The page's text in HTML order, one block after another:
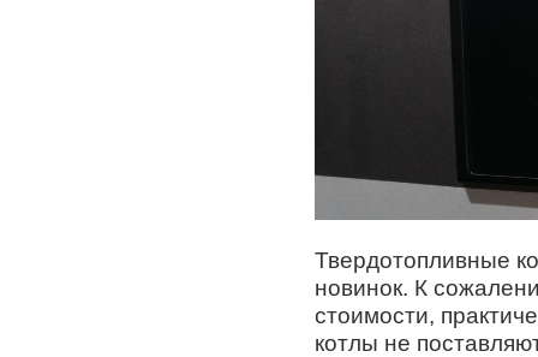
Твердотопливные
новинок. К
стоимости,
котлы не